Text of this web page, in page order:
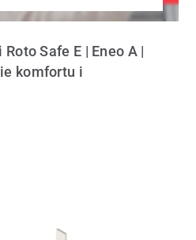
Safe E | Eneo A |
komfortu i